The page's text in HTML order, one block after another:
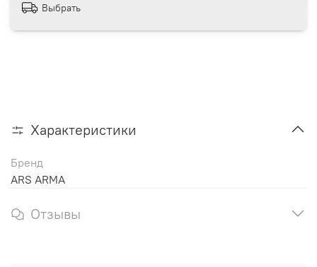
Выбрать
Характеристики
Бренд
ARS ARMA
Отзывы